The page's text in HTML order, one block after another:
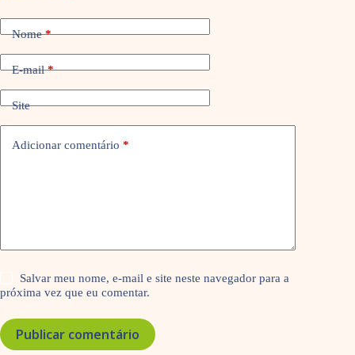
Nome*
E-mail*
Site
Adicionar comentário *
Salvar meu nome, e-mail e site neste navegador para a
próxima vez que eu comentar.
Publicar comentário